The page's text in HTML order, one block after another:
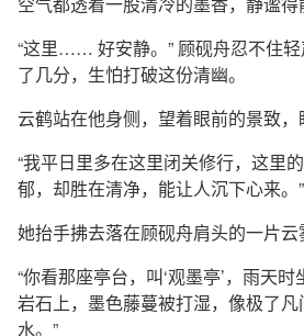
“这里…… 好安静。” 顾砚舟忍不住
了几分，生怕打破这份清幽。
云鹤站在他身侧，望着眼前的景致，
“我平日里多在这里闭关修行，这里
郁，却胜在清净，能让人沉下心来。”
她抬手拂去落在顾砚舟肩头的一片云
“你看那座亭台，叫‘观墨亭’，雨天
岩石上，墨色藤蔓被打湿，像极了
水。”